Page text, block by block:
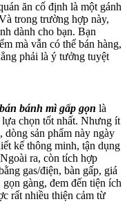
ăn cố định là một gánh
trong trường hợp này,
dành cho bạn. Bạn
mà vẫn có thể bán hàng,
phải là ý tưởng tuyệt
bánh mì gấp gọn là
chọn tốt nhất. Nhưng ít
dòng sản phẩm này ngày
kế thông minh, tận dụng
ra, còn tích hợp
gas/điện, bàn gấp, giá
gàng, đem đến tiện ích
rất nhiều thiện cảm từ